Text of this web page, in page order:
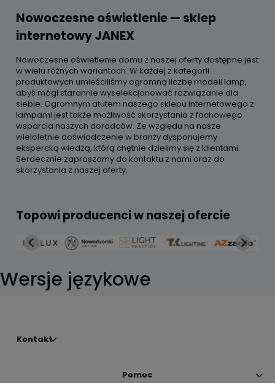
Nowoczesne oświetlenie — sklep
internetowy JANEX
Nowoczesne oświetlenie domu z naszej oferty dostępne jest
w wielu różnych wariantach. W każdej z kategorii
produktowych umieściliśmy ogromną liczbę modeli lamp,
abyś mógł starannie wyselekcjonować rozwiązanie dla
siebie. Ogromnym atutem naszego sklepu internetowego z
lampami jest także możliwość skorzystania z fachowego
wsparcia naszych doradców. Ze względu na nasze
wieloletnie doświadczenie w branży dysponujemy
ekspercką wiedzą, którą chętnie dzielimy się z klientami.
Serdecznie zapraszamy do kontaktu z nami oraz do
skorzystania z naszej oferty.
Topowi producenci w naszej ofercie
Wersje językowe
Kontakt
Pomoc